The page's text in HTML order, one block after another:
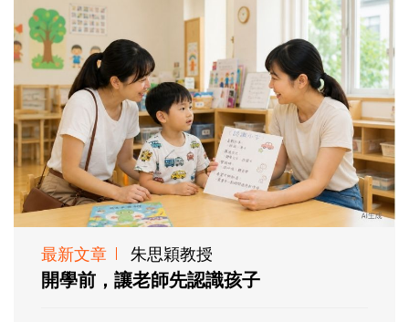
最新文章 朱思穎教授
開學前，讓老師先認識孩子